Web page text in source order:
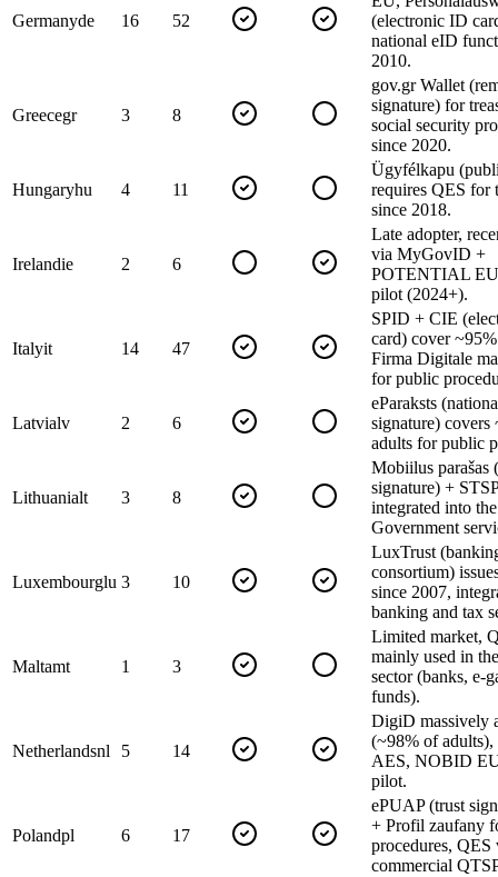
Germanyde 16 52
(electronic ID
national eID
2010.
Greecegr 3 8
gov.gr Wallet
signature) for
social security
since 2020.
Hungaryhu 4 11
Ügyfélkapu
requires QES for
since 2018.
Irelandie 2 6
Late adopter,
via MyGovID +
POTENTIAL
pilot (2024+).
Italyit 14 47
SPID + CIE
card) cover
Firma Digitale
for public
Latvialv 2 6
eParaksts
signature) covers
adults for public
Lithuanialt 3 8
Mobiilus parašas
signature) +
integrated into
Government
Luxembourglu 3 10
LuxTrust
consortium)
since 2007,
banking and tax
Maltamt 1 3
Limited market,
mainly used in
sector (banks, e-
funds).
Netherlandsnl 5 14
DigiD massively
(~98% of
AES, NOBID
pilot.
Polandpl 6 17
ePUAP (trust
+ Profil zaufany
procedures, QES
commercial